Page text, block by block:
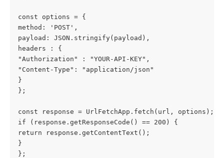
const options = {
method: 'POST',
payload: JSON.stringify(payload),
headers : {
"Authorization" : "YOUR-API-KEY",
"Content-Type": "application/json"
}
};
const response = UrlFetchApp.fetch(url, options);
if (response.getResponseCode() == 200) {
return response.getContentText();
}
};